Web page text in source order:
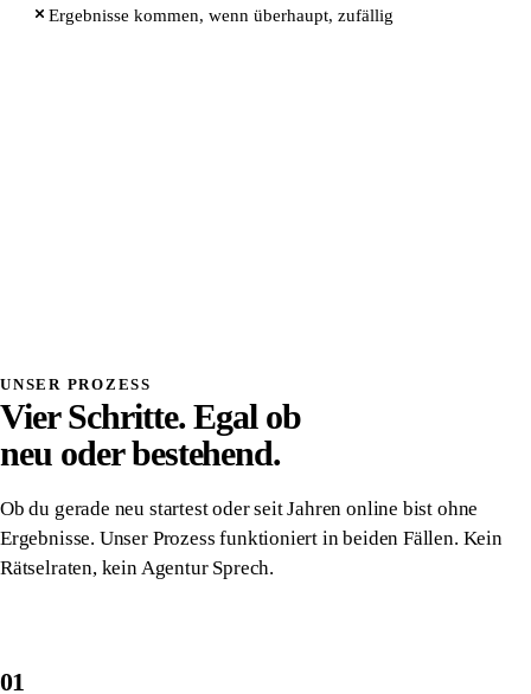
Ergebnisse kommen, wenn überhaupt, zufällig
UNSER PROZESS
Vier Schritte. Egal ob
neu oder bestehend.
Ob du gerade neu startest oder seit Jahren online bist ohne
Ergebnisse. Unser Prozess funktioniert in beiden Fällen. Kein
Rätselraten, kein Agentur Sprech.
01